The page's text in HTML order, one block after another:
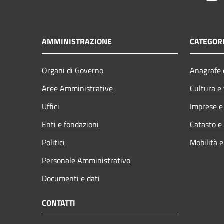
AMMINISTRAZIONE
Organi di Governo
Aree Amministrative
Uffici
Enti e fondazioni
Politici
Personale Amministrativo
Documenti e dati
Cultura
Imprese
Catasto
Mobilità
CONTATTI